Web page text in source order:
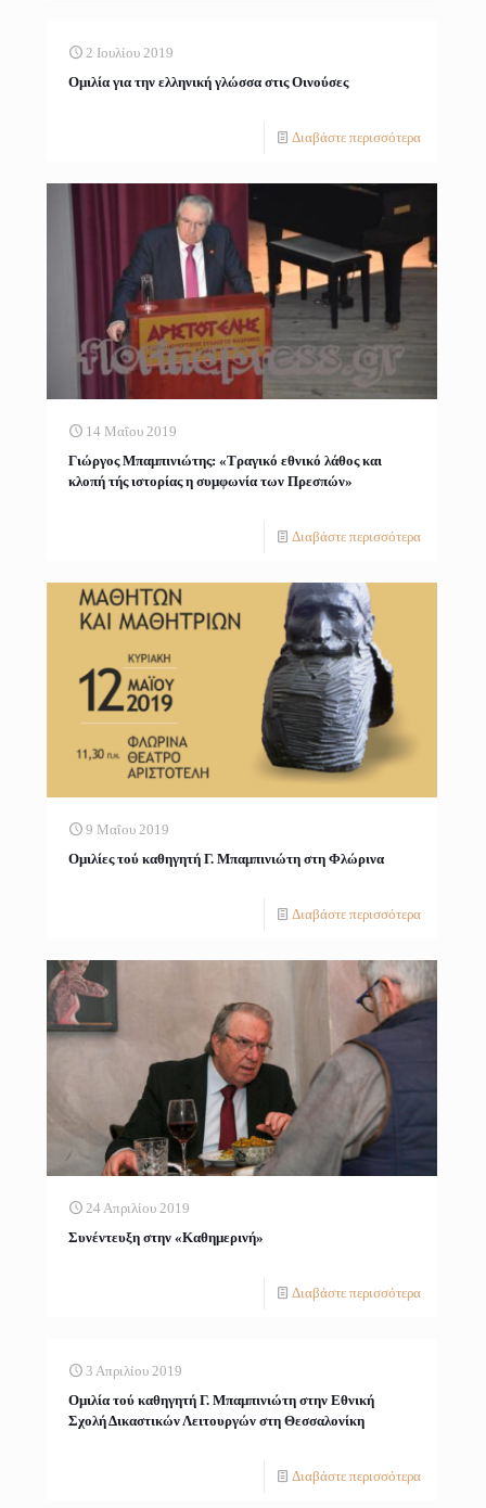
2 Ιουλίου 2019
Ομιλία για την ελληνική γλώσσα στις Οινούσες
Διαβάστε περισσότερα
14 Μαΐου 2019
Γιώργος Μπαμπινιώτης: «Τραγικό εθνικό λάθος και
κλοπή τής ιστορίας η συμφωνία των Πρεσπών»
Διαβάστε περισσότερα
9 Μαΐου 2019
Ομιλίες τού καθηγητή Γ. Μπαμπινιώτη στη Φλώρινα
Διαβάστε περισσότερα
24 Απριλίου 2019
Συνέντευξη στην «Καθημερινή»
Διαβάστε περισσότερα
3 Απριλίου 2019
Ομιλία τού καθηγητή Γ. Μπαμπινιώτη στην Εθνική
Σχολή Δικαστικών Λειτουργών στη Θεσσαλονίκη
Διαβάστε περισσότερα